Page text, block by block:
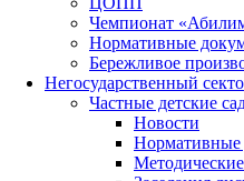
Чемпионат
Нормативные
Бережливое
Негосударственный
Частные детские
Новости
Нормативные